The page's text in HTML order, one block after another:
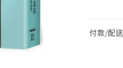
付款/配送